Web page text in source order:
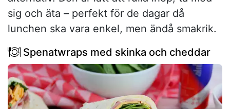
sig och äta – perfekt för de dagar då
lunchen ska vara enkel, men ändå smakrik.
Spenatwraps med skinka och cheddar